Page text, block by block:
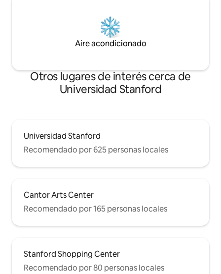
Aire acondicionado
Otros lugares de interés cerca de
Universidad Stanford
Universidad Stanford
Recomendado por 625 personas locales
Cantor Arts Center
Recomendado por 165 personas locales
Stanford Shopping Center
Recomendado por 80 personas locales